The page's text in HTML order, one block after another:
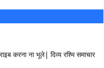
करना ना भूले| दिव्य रश्मि समाचार